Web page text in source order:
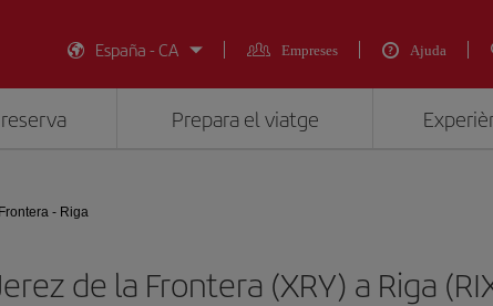
España - CA
Empreses Ajuda
Prepara el viatge
- Riga
de la Frontera (XRY) a Riga